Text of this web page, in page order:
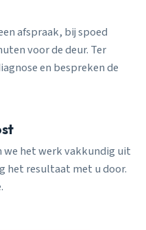
afspraak, bij spoed
voor de deur. Ter
en bespreken de
we het werk vakkundig uit
het resultaat met u door.